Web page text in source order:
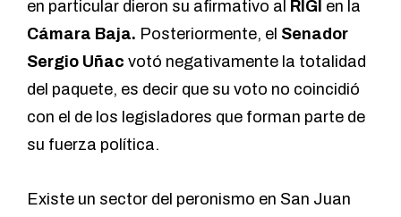
en particular dieron su afirmativo al RIGI en la
Cámara Baja. Posteriormente, el Senador
Sergio Uñac votó negativamente la totalidad
del paquete, es decir que su voto no coincidió
con el de los legisladores que forman parte de
su fuerza política.
Existe un sector del peronismo en San Juan